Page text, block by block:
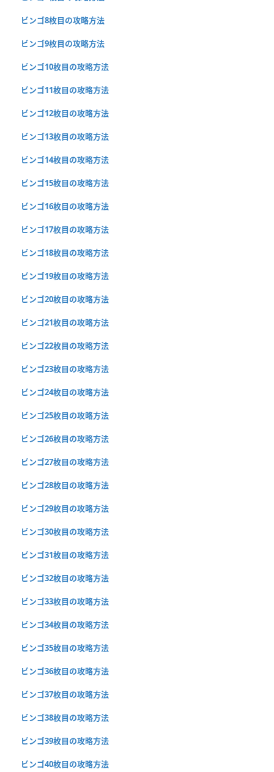
ビンゴ8枚目の攻略方法
ビンゴ9枚目の攻略方法
ビンゴ10枚目の攻略方法
ビンゴ11枚目の攻略方法
ビンゴ12枚目の攻略方法
ビンゴ13枚目の攻略方法
ビンゴ14枚目の攻略方法
ビンゴ15枚目の攻略方法
ビンゴ16枚目の攻略方法
ビンゴ17枚目の攻略方法
ビンゴ18枚目の攻略方法
ビンゴ19枚目の攻略方法
ビンゴ20枚目の攻略方法
ビンゴ21枚目の攻略方法
ビンゴ22枚目の攻略方法
ビンゴ23枚目の攻略方法
ビンゴ24枚目の攻略方法
ビンゴ25枚目の攻略方法
ビンゴ26枚目の攻略方法
ビンゴ27枚目の攻略方法
ビンゴ28枚目の攻略方法
ビンゴ29枚目の攻略方法
ビンゴ30枚目の攻略方法
ビンゴ31枚目の攻略方法
ビンゴ32枚目の攻略方法
ビンゴ33枚目の攻略方法
ビンゴ34枚目の攻略方法
ビンゴ35枚目の攻略方法
ビンゴ36枚目の攻略方法
ビンゴ37枚目の攻略方法
ビンゴ38枚目の攻略方法
ビンゴ39枚目の攻略方法
ビンゴ40枚目の攻略方法